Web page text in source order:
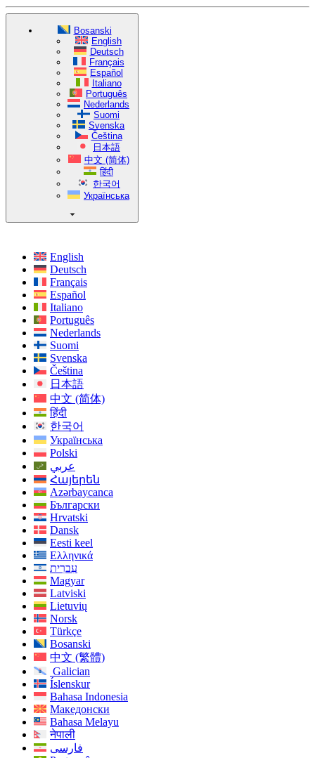
Bosanski
English
Deutsch
Français
Español
Italiano
Português
Nederlands
Suomi
Svenska
Čeština
日本語
中文 (简体)
हिंदी
한국어
Українська
English
Deutsch
Français
Español
Italiano
Português
Nederlands
Suomi
Svenska
Čeština
日本語
中文 (简体)
हिंदी
한국어
Українська
Polski
عربي
Հայերեն
Azərbaycanca
Български
Hrvatski
Dansk
Eesti keel
Ελληνικά
עִברִית
Magyar
Latviski
Lietuvių
Norsk
Türkçe
Bosanski
中文 (繁體)
Galician
Íslenskur
Bahasa Indonesia
Македонски
Bahasa Melayu
नेपाली
فارسی